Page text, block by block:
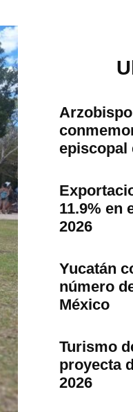
episcopal
11.9% en
2026
Yucatán
número
México
Turismo
proyecta
2026